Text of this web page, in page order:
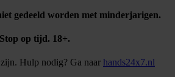
gedeeld worden met minderjarigen.
op tijd. 18+.
Hulp nodig? Ga naar hands24x7.nl